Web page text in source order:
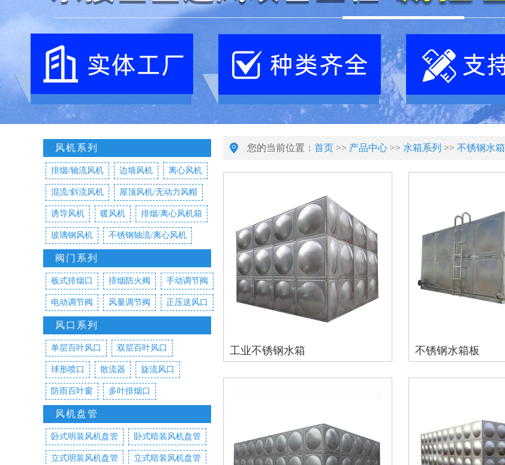
风机系列
排烟/轴流风机 边墙风机 离心风机
混流/斜流风机 屋顶风机/无动力风帽
诱导风机 暖风机 排烟/离心风机箱
玻璃钢风机 不锈钢轴流/离心风机
阀门系列
板式排烟口 排烟防火阀 手动调节阀
电动调节阀 风量调节阀 正压送风口
风口系列
单层百叶风口 双层百叶风口
球形喷口 散流器 旋流风口
防雨百叶窗 多叶排烟口
风机盘管
卧式明装风机盘管 卧式暗装风机盘管
立式明装风机盘管 立式暗装风机盘管
您的当前位置： 首页 >> 产品中心 >> 水箱系列 >> 不锈钢水箱
工业不锈钢水箱 不锈钢水箱板